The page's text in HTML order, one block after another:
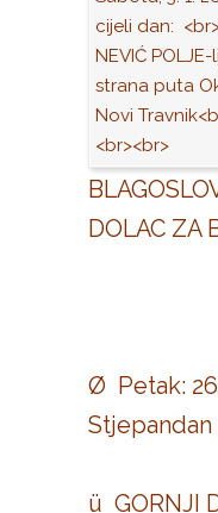
DOLAC ZA
Ø Petak:
ü GORNJI